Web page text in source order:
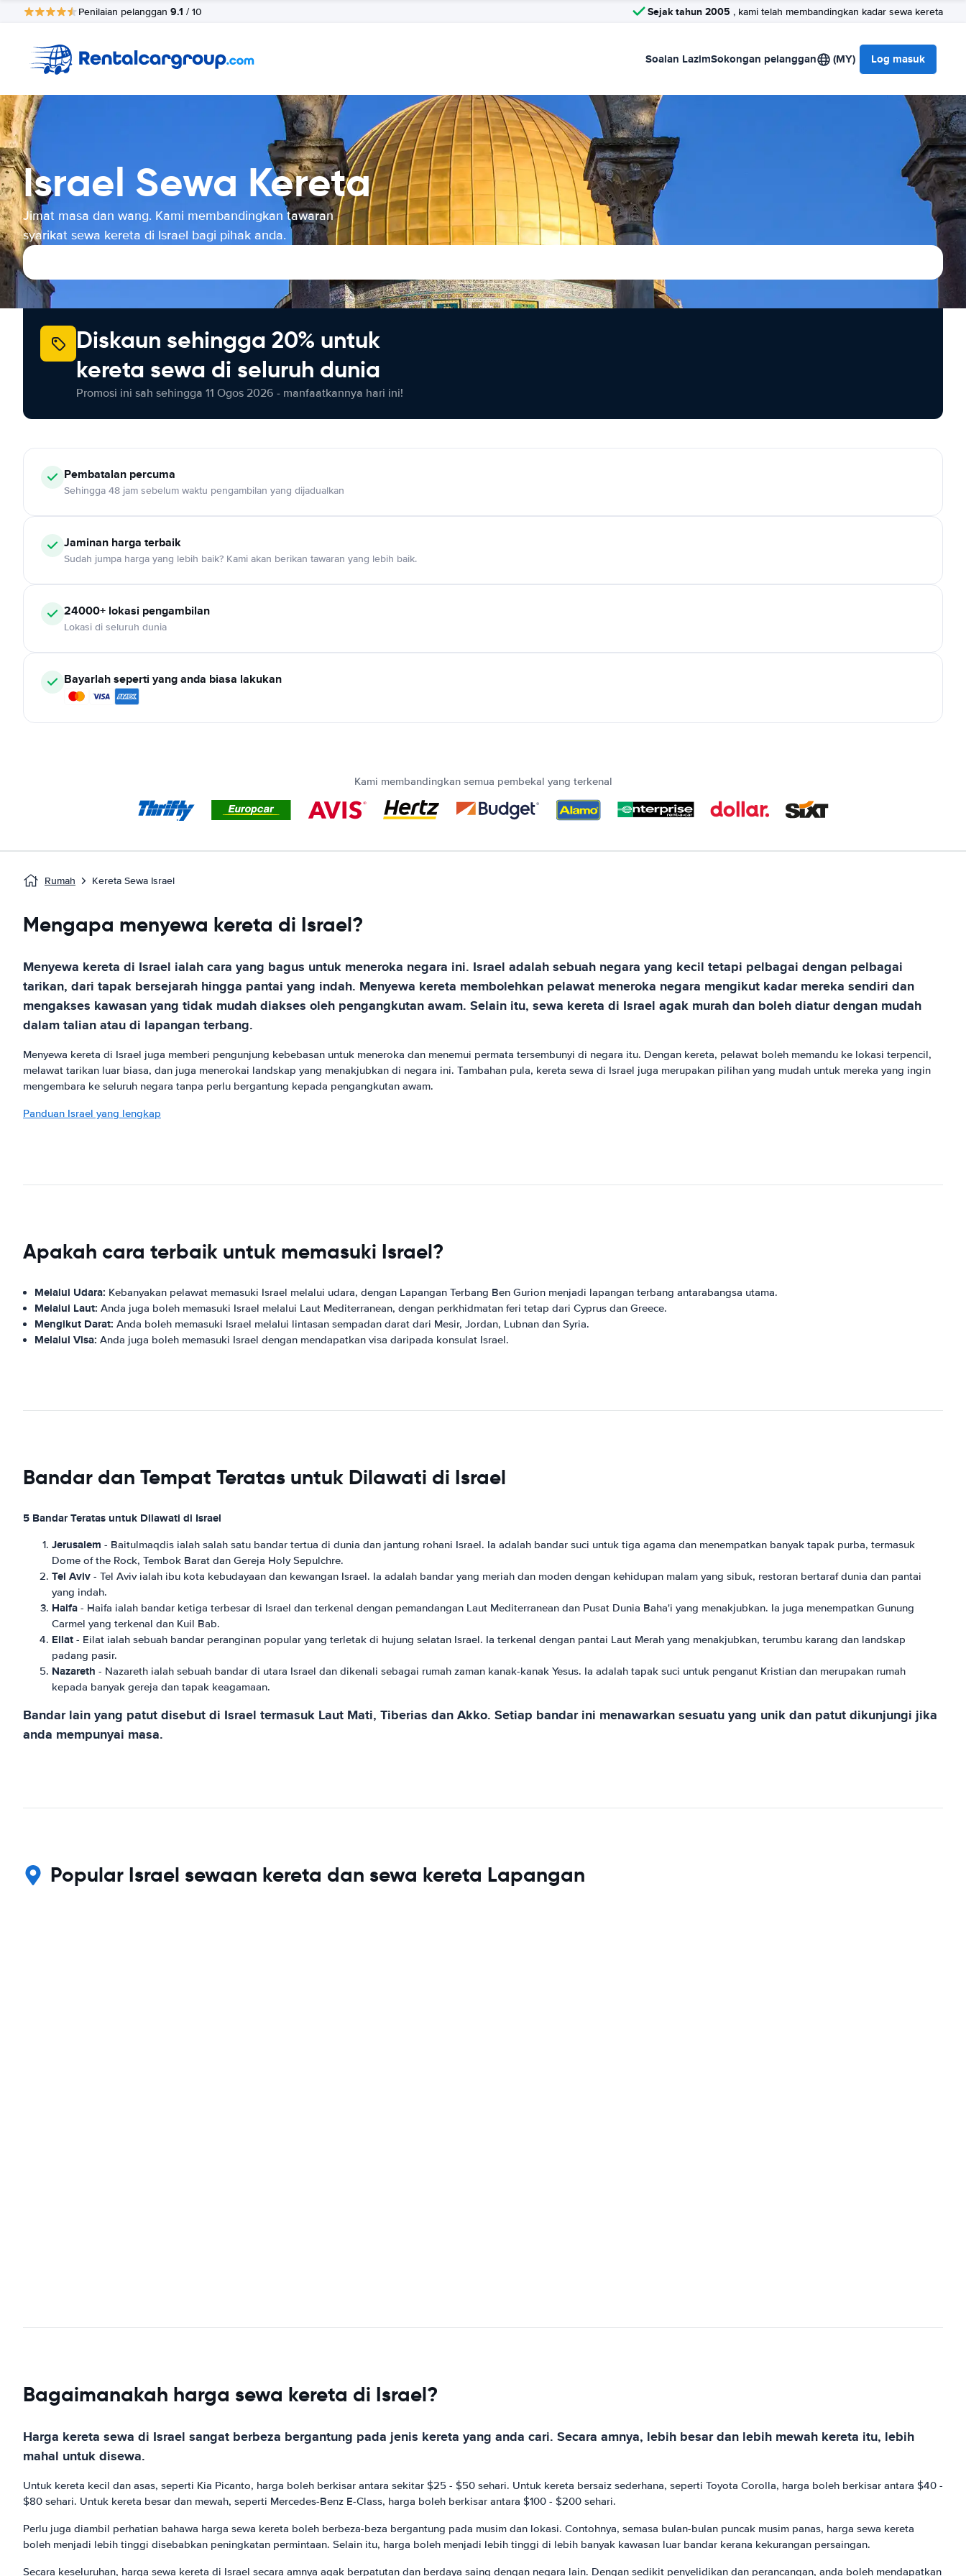
Penilaian pelanggan 9.1 / 10 Sejak tahun 2005 , kami telah membandingkan kadar sewa kereta
Soalan LazimSokongan pelanggan (MY) Log masuk
Israel Sewa Kereta
Jimat masa dan wang. Kami membandingkan tawaran
syarikat sewa kereta di Israel bagi pihak anda.
Diskaun sehingga 20% untuk
kereta sewa di seluruh dunia
Promosi ini sah sehingga 11 Ogos 2026 - manfaatkannya hari ini!
Pembatalan percuma
Sehingga 48 jam sebelum waktu pengambilan yang dijadualkan
Jaminan harga terbaik
Sudah jumpa harga yang lebih baik? Kami akan berikan tawaran yang lebih baik.
24000+ lokasi pengambilan
Lokasi di seluruh dunia
Bayarlah seperti yang anda biasa lakukan
Kami membandingkan semua pembekal yang terkenal
Rumah Kereta Sewa Israel
Mengapa menyewa kereta di Israel?
Menyewa kereta di Israel ialah cara yang bagus untuk meneroka negara ini. Israel adalah sebuah negara yang kecil tetapi pelbagai dengan pelbagai
tarikan, dari tapak bersejarah hingga pantai yang indah. Menyewa kereta membolehkan pelawat meneroka negara mengikut kadar mereka sendiri dan
mengakses kawasan yang tidak mudah diakses oleh pengangkutan awam. Selain itu, sewa kereta di Israel agak murah dan boleh diatur dengan mudah
dalam talian atau di lapangan terbang.
Menyewa kereta di Israel juga memberi pengunjung kebebasan untuk meneroka dan menemui permata tersembunyi di negara itu. Dengan kereta, pelawat boleh memandu ke lokasi terpencil,
melawat tarikan luar biasa, dan juga menerokai landskap yang menakjubkan di negara ini. Tambahan pula, kereta sewa di Israel juga merupakan pilihan yang mudah untuk mereka yang ingin
mengembara ke seluruh negara tanpa perlu bergantung kepada pengangkutan awam.
Panduan Israel yang lengkap
Apakah cara terbaik untuk memasuki Israel?
Melalui Udara: Kebanyakan pelawat memasuki Israel melalui udara, dengan Lapangan Terbang Ben Gurion menjadi lapangan terbang antarabangsa utama.
Melalui Laut: Anda juga boleh memasuki Israel melalui Laut Mediterranean, dengan perkhidmatan feri tetap dari Cyprus dan Greece.
Mengikut Darat: Anda boleh memasuki Israel melalui lintasan sempadan darat dari Mesir, Jordan, Lubnan dan Syria.
Melalui Visa: Anda juga boleh memasuki Israel dengan mendapatkan visa daripada konsulat Israel.
Bandar dan Tempat Teratas untuk Dilawati di Israel
5 Bandar Teratas untuk Dilawati di Israel
Jerusalem - Baitulmaqdis ialah salah satu bandar tertua di dunia dan jantung rohani Israel. Ia adalah bandar suci untuk tiga agama dan menempatkan banyak tapak purba, termasuk
Dome of the Rock, Tembok Barat dan Gereja Holy Sepulchre.
Tel Aviv - Tel Aviv ialah ibu kota kebudayaan dan kewangan Israel. Ia adalah bandar yang meriah dan moden dengan kehidupan malam yang sibuk, restoran bertaraf dunia dan pantai
yang indah.
Haifa - Haifa ialah bandar ketiga terbesar di Israel dan terkenal dengan pemandangan Laut Mediterranean dan Pusat Dunia Baha'i yang menakjubkan. Ia juga menempatkan Gunung
Carmel yang terkenal dan Kuil Bab.
Eilat - Eilat ialah sebuah bandar peranginan popular yang terletak di hujung selatan Israel. Ia terkenal dengan pantai Laut Merah yang menakjubkan, terumbu karang dan landskap
padang pasir.
Nazareth - Nazareth ialah sebuah bandar di utara Israel dan dikenali sebagai rumah zaman kanak-kanak Yesus. Ia adalah tapak suci untuk penganut Kristian dan merupakan rumah
kepada banyak gereja dan tapak keagamaan.
Bandar lain yang patut disebut di Israel termasuk Laut Mati, Tiberias dan Akko. Setiap bandar ini menawarkan sesuatu yang unik dan patut dikunjungi jika
anda mempunyai masa.
Popular Israel sewaan kereta dan sewa kereta Lapangan
Bagaimanakah harga sewa kereta di Israel?
Harga kereta sewa di Israel sangat berbeza bergantung pada jenis kereta yang anda cari. Secara amnya, lebih besar dan lebih mewah kereta itu, lebih
mahal untuk disewa.
Untuk kereta kecil dan asas, seperti Kia Picanto, harga boleh berkisar antara sekitar $25 - $50 sehari. Untuk kereta bersaiz sederhana, seperti Toyota Corolla, harga boleh berkisar antara $40 -
$80 sehari. Untuk kereta besar dan mewah, seperti Mercedes-Benz E-Class, harga boleh berkisar antara $100 - $200 sehari.
Perlu juga diambil perhatian bahawa harga sewa kereta boleh berbeza-beza bergantung pada musim dan lokasi. Contohnya, semasa bulan-bulan puncak musim panas, harga sewa kereta
boleh menjadi lebih tinggi disebabkan peningkatan permintaan. Selain itu, harga boleh menjadi lebih tinggi di lebih banyak kawasan luar bandar kerana kekurangan persaingan.
Secara keseluruhan, harga sewa kereta di Israel secara amnya agak berpatutan dan berdaya saing dengan negara lain. Dengan sedikit penyelidikan dan perancangan, anda boleh mendapatkan